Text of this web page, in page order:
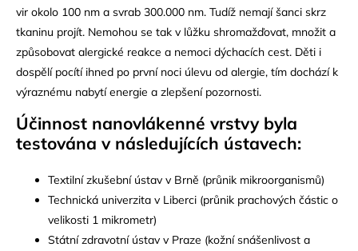
vir okolo 100 nm a svrab 300.000 nm. Tudíž nemají šanci skrz
tkaninu projít. Nemohou se tak v lůžku shromažďovat, množit a
způsobovat alergické reakce a nemoci dýchacích cest. Děti i
dospělí pocítí ihned po první noci úlevu od alergie, tím dochází k
výraznému nabytí energie a zlepšení pozornosti.
Účinnost nanovlákenné vrstvy byla
testována v následujících ústavech:
Textilní zkušební ústav v Brně (průnik mikroorganismů)
Technická univerzita v Liberci (průnik prachových částic o
velikosti 1 mikrometr)
Státní zdravotní ústav v Praze (kožní snášenlivost a